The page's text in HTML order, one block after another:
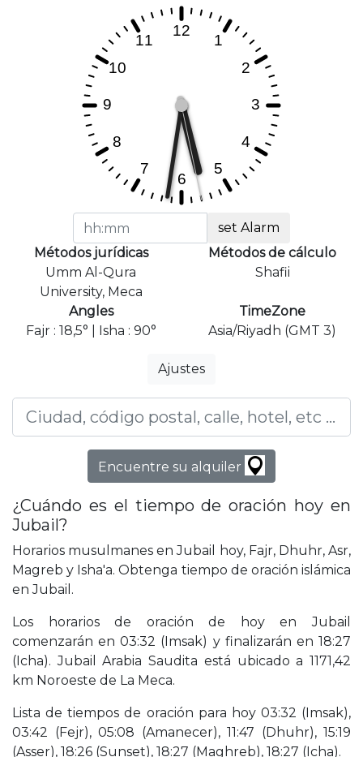
set Alarm
Métodos jurídicas
Umm Al-Qura
University, Meca
Métodos de cálculo
Shafii
Angles
Fajr : 18,5° | Isha : 90°
TimeZone
Asia/Riyadh (GMT 3)
Ajustes
Encuentre su alquiler
¿Cuándo es el tiempo de oración hoy en
Jubail?
Horarios musulmanes en Jubail hoy, Fajr, Dhuhr, Asr,
Magreb y Isha'a. Obtenga tiempo de oración islámica
en Jubail.
Los horarios de oración de hoy en Jubail
comenzarán en 03:32 (Imsak) y finalizarán en 18:27
(Icha). Jubail Arabia Saudita está ubicado a 1171,42
km Noroeste de La Meca.
Lista de tiempos de oración para hoy 03:32 (Imsak),
03:42 (Fejr), 05:08 (Amanecer), 11:47 (Dhuhr), 15:19
(Asser), 18:26 (Sunset), 18:27 (Maghreb), 18:27 (Icha).